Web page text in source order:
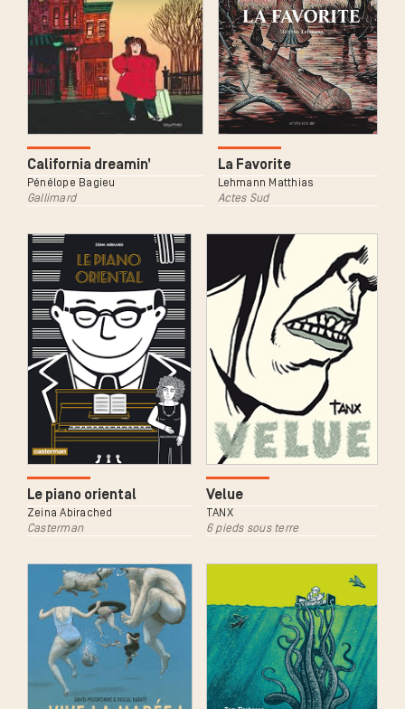
California dreamin’
Pénélope Bagieu
Gallimard
La Favorite
Lehmann Matthias
Actes Sud
Le piano oriental
Zeina Abirached
Casterman
Velue
TANX
6 pieds sous terre